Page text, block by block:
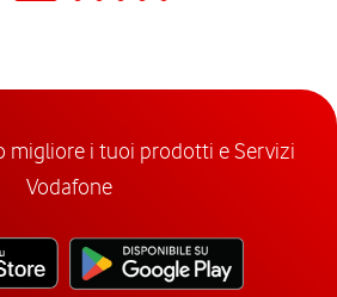
migliore i tuoi prodotti e Servizi
Vodafone